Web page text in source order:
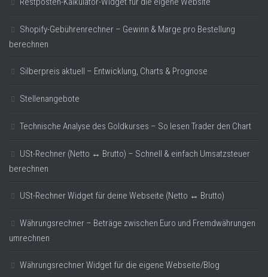
Shopify-Gebührenrechner – Gewinn & Marge pro Bestellung
berechnen
Silberpreis aktuell – Entwicklung, Charts & Prognose
Stellenangebote
Technische Analyse des Goldkurses – So lesen Trader den Chart
USt-Rechner (Netto ↔ Brutto) – Schnell & einfach Umsatzsteuer
berechnen
USt-Rechner Widget für deine Webseite (Netto ↔ Brutto)
Währungsrechner – Beträge zwischen Euro und Fremdwährungen
umrechnen
Währungsrechner Widget für die eigene Webseite/Blog